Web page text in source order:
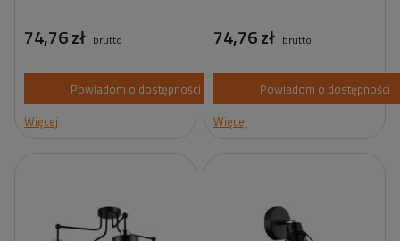
74,76 zł brutto
Powiadom o dostępności
Więcej
74,76 zł brutto
Powiadom o dostępności
Więcej